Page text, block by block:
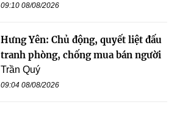
09:10 08/08/2026
Hưng Yên: Chủ động, quyết liệt đấu
tranh phòng, chống mua bán người
Trần Quý
09:04 08/08/2026